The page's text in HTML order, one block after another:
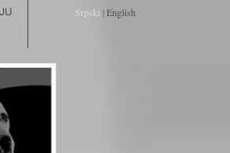
Srpski |English